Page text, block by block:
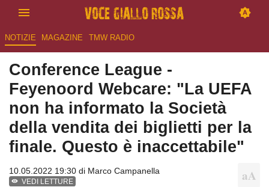
NOTIZIE MAGAZINE TMW RADIO
Conference League -
Feyenoord Webcare: "La UEFA
non ha informato la Società
della vendita dei biglietti per la
finale. Questo è inaccettabile"
10.05.2022 19:30 di Marco Campanella
VEDI LETTURE